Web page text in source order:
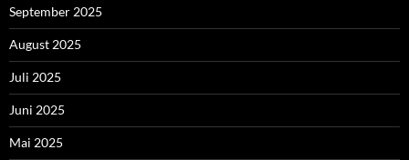
September 2025
August 2025
Juli 2025
Juni 2025
Mai 2025